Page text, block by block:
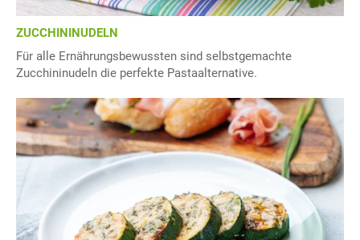
ZUCCHININUDELN
Für alle Ernährungsbewussten sind selbstgemachte
Zucchininudeln die perfekte Pastaalternative.